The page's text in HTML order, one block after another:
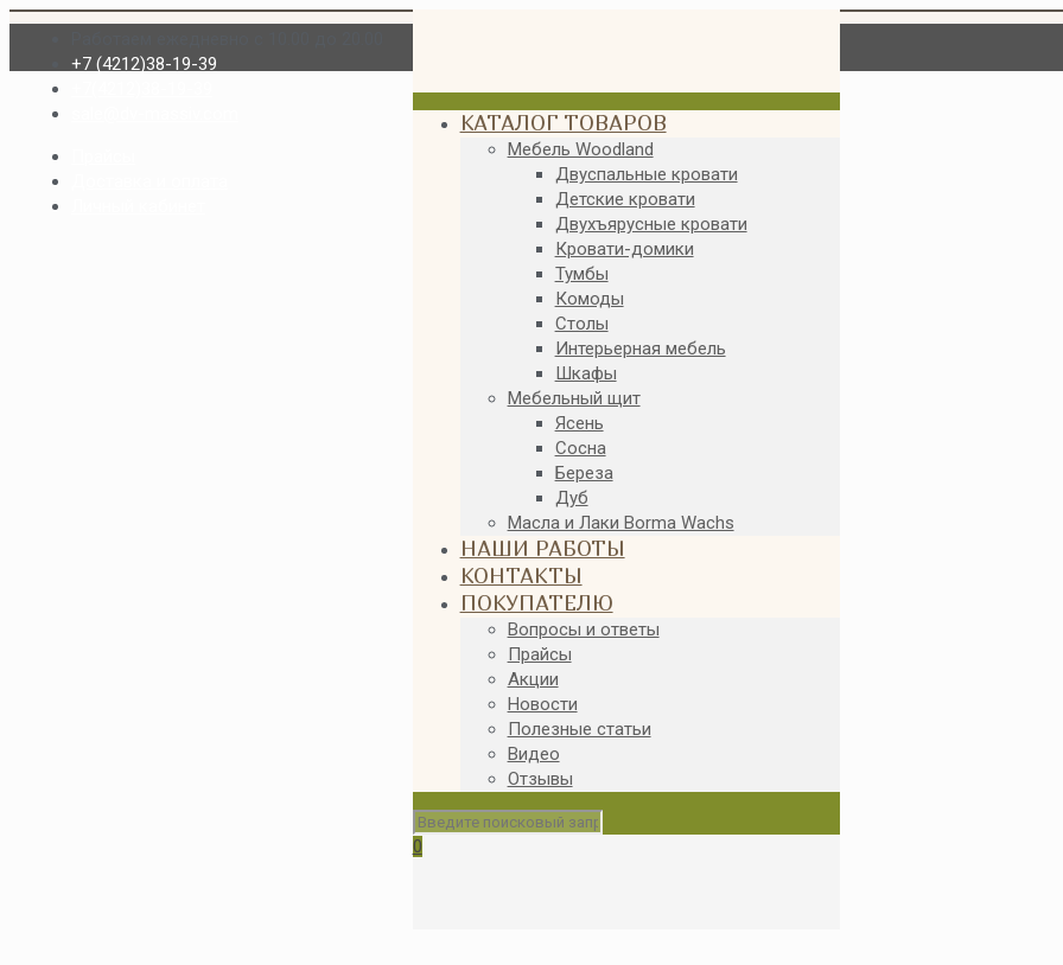
+7 (4212)38-19-39
КАТАЛОГ ТОВАРОВ
Мебель Woodland
Двуспальные кровати
Детские кровати
Двухъярусные кровати
Кровати-домики
Тумбы
Комоды
Столы
Интерьерная мебель
Шкафы
Мебельный щит
Ясень
Сосна
Береза
Дуб
Масла и Лаки Borma Wachs
НАШИ РАБОТЫ
КОНТАКТЫ
ПОКУПАТЕЛЮ
Вопросы и ответы
Прайсы
Акции
Новости
Полезные статьи
Видео
Отзывы
0